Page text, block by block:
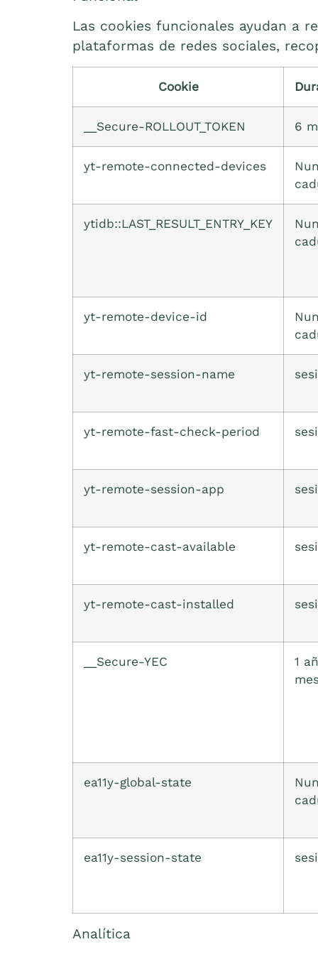
Las cookies funcionales ayudan a
plataformas de redes sociales,
Cookie
__Secure-ROLLOUT_TOKEN 6
yt-remote-connected-devices
ytidb::LAST_RESULT_ENTRY_KEY
yt-remote-device-id
yt-remote-session-name
yt-remote-fast-check-period
yt-remote-session-app
yt-remote-cast-available
yt-remote-cast-installed
__Secure-YEC
1
ea11y-global-state
ea11y-session-state
Analítica